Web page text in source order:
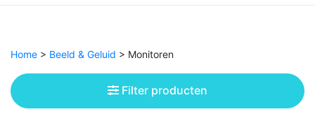
Home > Beeld & Geluid > Monitoren
Filter producten